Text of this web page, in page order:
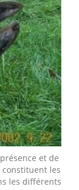
et de
constituent les
les différents